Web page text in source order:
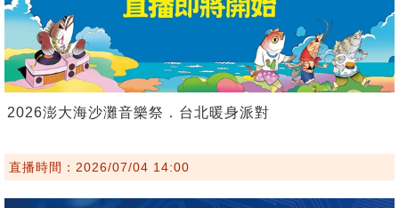
2026澎大海沙灘音樂祭．台北暖身派對
直播時間：2026/07/04 14:00